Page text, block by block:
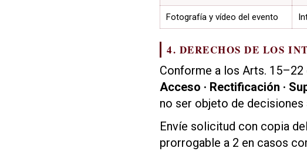
Fotografía y vídeo del evento
4. DERECHOS DE LOS
Conforme a los Arts. 15–22
Acceso · Rectificación ·
no ser objeto de
Envíe solicitud con copia
prorrogable a 2 en casos